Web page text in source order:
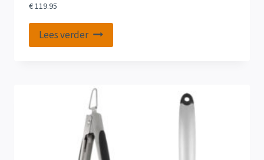
€119.95
Lees verder